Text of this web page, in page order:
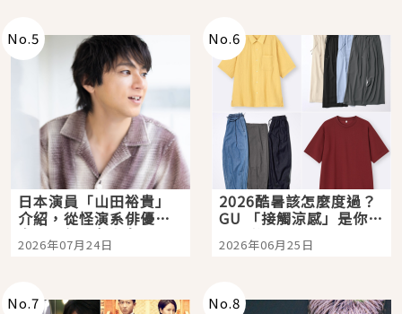
No.5
日本演員「山田裕貴」
介紹，從怪演系俳優走
向國民級日劇主角
2026年07月24日
No.6
2026酷暑該怎麼度過？
GU 「接觸涼感」是你的
夏日救星
2026年06月25日
No.7 No.8